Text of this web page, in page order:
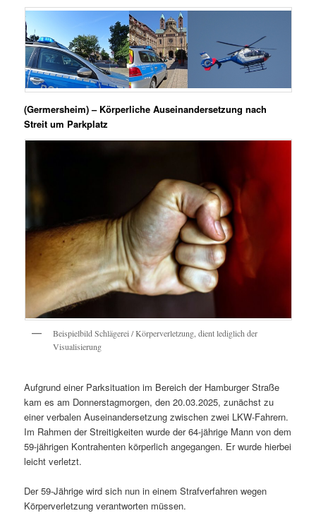
(Germersheim) – Körperliche Auseinandersetzung nach
Streit um Parkplatz
Beispielbild Schlägerei / Körperverletzung, dient lediglich der
Visualisierung
Aufgrund einer Parksituation im Bereich der Hamburger Straße
kam es am Donnerstagmorgen, den 20.03.2025, zunächst zu
einer verbalen Auseinandersetzung zwischen zwei LKW-Fahrern.
Im Rahmen der Streitigkeiten wurde der 64-jährige Mann von dem
59-jährigen Kontrahenten körperlich angegangen. Er wurde hierbei
leicht verletzt.
Der 59-Jährige wird sich nun in einem Strafverfahren wegen
Körperverletzung verantworten müssen.